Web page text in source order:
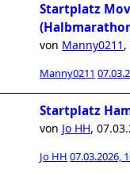
Startplatz
von Manny0211 ,
Manny0211
Startplatz
von Jo HH,
Jo HH 07.03.2026,